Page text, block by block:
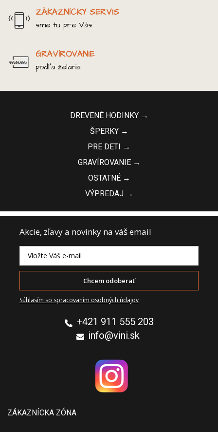
ZÁKAZNÍCKY SERVIS
sme tu pre Vás
GRAVÍROVANIE
podľa želania
DREVENÉ HODINKY →
ŠPERKY →
PRE DETI →
GRAVÍROVANIE →
OSTATNÉ →
VÝPREDAJ →
Akcie, zľavy a novinky na váš email
Chcem odoberať
Súhlasím so spracovaním osobných údajov
+421 911 555 203
info@vini.sk
ZÁKAZNÍCKA ZÓNA